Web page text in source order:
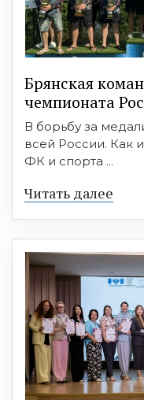
Брянская
чемпионата
В борьбу за
всей России. Как
ФК и спорта ...
Читать далее